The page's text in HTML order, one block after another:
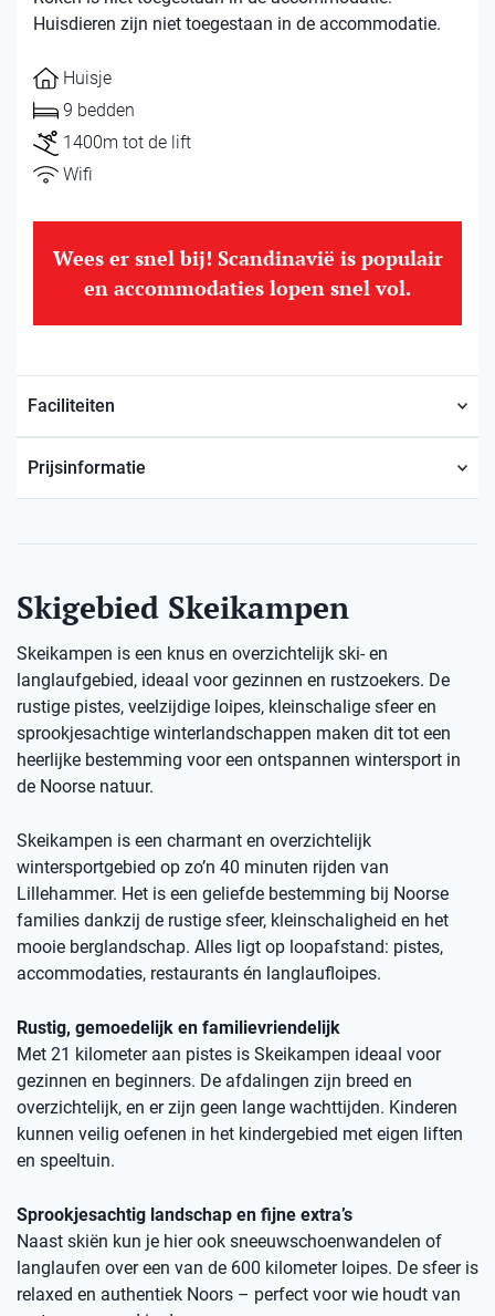
Huisdieren zijn niet toegestaan ​​in de accommodatie.
Huisje
9 bedden
1400m tot de lift
Wifi
Wees er snel bij! Scandinavië is populair
en accommodaties lopen snel vol.
Faciliteiten
Prijsinformatie
Skigebied Skeikampen
Skeikampen is een knus en overzichtelijk ski- en
langlaufgebied, ideaal voor gezinnen en rustzoekers. De
rustige pistes, veelzijdige loipes, kleinschalige sfeer en
sprookjesachtige winterlandschappen maken dit tot een
heerlijke bestemming voor een ontspannen wintersport in
de Noorse natuur.
Skeikampen is een charmant en overzichtelijk
wintersportgebied op zo’n 40 minuten rijden van
Lillehammer. Het is een geliefde bestemming bij Noorse
families dankzij de rustige sfeer, kleinschaligheid en het
mooie berglandschap. Alles ligt op loopafstand: pistes,
accommodaties, restaurants én langlaufloipes.
Rustig, gemoedelijk en familievriendelijk
Met 21 kilometer aan pistes is Skeikampen ideaal voor
gezinnen en beginners. De afdalingen zijn breed en
overzichtelijk, en er zijn geen lange wachttijden. Kinderen
kunnen veilig oefenen in het kindergebied met eigen liften
en speeltuin.
Sprookjesachtig landschap en fijne extra’s
Naast skiën kun je hier ook sneeuwschoenwandelen of
langlaufen over een van de 600 kilometer loipes. De sfeer is
relaxed en authentiek Noors – perfect voor wie houdt van